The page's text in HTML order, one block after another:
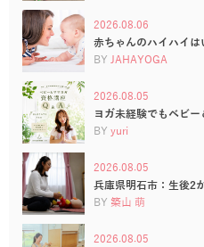
2026.08.06
赤ちゃんのハイハイ
BY JAHAYOGA
2026.08.05
ヨガ未経験でもベビ
BY yuri
2026.08.05
兵庫県明石市：生後2
BY 築山 萌
2026.08.05